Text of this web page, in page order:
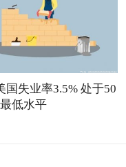
国失业率3.5% 处于50
低水平